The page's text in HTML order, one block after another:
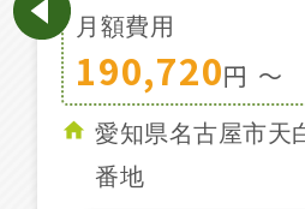
月額費用
190,720円 〜
愛知県名古屋市天
番地